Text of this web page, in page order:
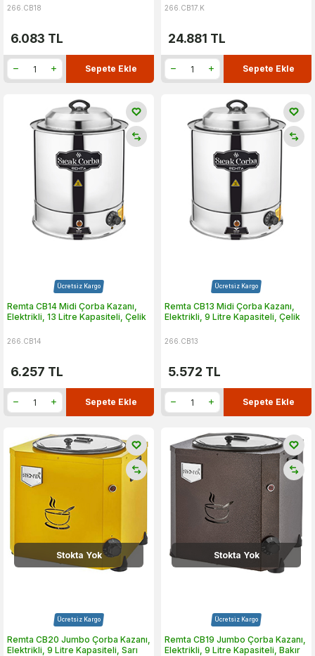
266.CB18
6.083 TL
Sepete Ekle
266.CB17.K
24.881 TL
Sepete Ekle
Ücretsiz Kargo
Remta CB14 Midi Çorba Kazanı,
Elektrikli, 13 Litre Kapasiteli, Çelik
266.CB14
6.257 TL
Sepete Ekle
Ücretsiz Kargo
Remta CB13 Midi Çorba Kazanı,
Elektrikli, 9 Litre Kapasiteli, Çelik
266.CB13
5.572 TL
Sepete Ekle
Stokta Yok
Ücretsiz Kargo
Remta CB20 Jumbo Çorba Kazanı,
Elektrikli, 9 Litre Kapasiteli, Sarı
Stokta Yok
Ücretsiz Kargo
Remta CB19 Jumbo Çorba Kazanı,
Elektrikli, 9 Litre Kapasiteli, Bakır